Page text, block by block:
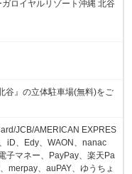
ロイヤルリゾート沖縄 北谷
谷』の立体駐車場(無料)をご
JCB/AMERICAN EXPRES
iD、Edy、WAON、nanac
子マネー、PayPay、楽天Pa
merpay、auPAY、ゆうちょ